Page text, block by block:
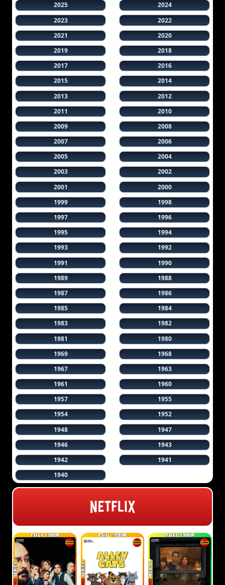
2025
2024
2023
2022
2021
2020
2019
2018
2017
2016
2015
2014
2013
2012
2011
2010
2009
2008
2007
2006
2005
2004
2003
2002
2001
2000
1999
1998
1997
1996
1995
1994
1993
1992
1991
1990
1989
1988
1987
1986
1985
1984
1983
1982
1981
1980
1969
1968
1967
1963
1961
1960
1957
1955
1954
1952
1948
1947
1946
1943
1942
1941
1940